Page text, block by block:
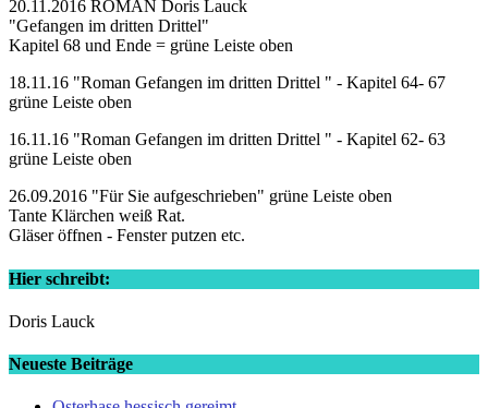
20.11.2016 ROMAN Doris Lauck
"Gefangen im dritten Drittel"
Kapitel 68 und Ende = grüne Leiste oben
18.11.16 "Roman Gefangen im dritten Drittel " - Kapitel 64- 67
grüne Leiste oben
16.11.16 "Roman Gefangen im dritten Drittel " - Kapitel 62- 63
grüne Leiste oben
26.09.2016 "Für Sie aufgeschrieben" grüne Leiste oben
Tante Klärchen weiß Rat.
Gläser öffnen - Fenster putzen etc.
Hier schreibt:
Doris Lauck
Neueste Beiträge